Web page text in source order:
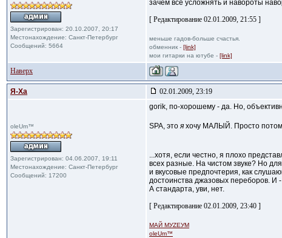
Зарегистрирован: 20.10.2007, 20:17
Местонахождение: Санкт-Петербург
Сообщений: 5664
зачем всё усложнять и навороты
[ Редактирование 02.01.2009, 21:55 ]
меньше гадов-больше счастья.
обменник - [link]
мои гитарки на ютубе - [link]
Наверх
Я-Ха 02.01.2009, 23:19
oleUm™
Зарегистрирован: 04.06.2007, 19:11
Местонахождение: Санкт-Петербург
Сообщений: 17200
gorik, по-хорошему - да. Но,
SPA, это я хочу МАЛЫЙ. Просто
...хотя, если честно, я плохо
всех разные. На чистом звуке? Но
и вкусовые предпочтерия, как
достоинства джазовых переборов. И
А стандарта, уви, нет.
[ Редактирование 02.01.2009, 23:40 ]
МАЙ МУZЕУМ
oleUm™